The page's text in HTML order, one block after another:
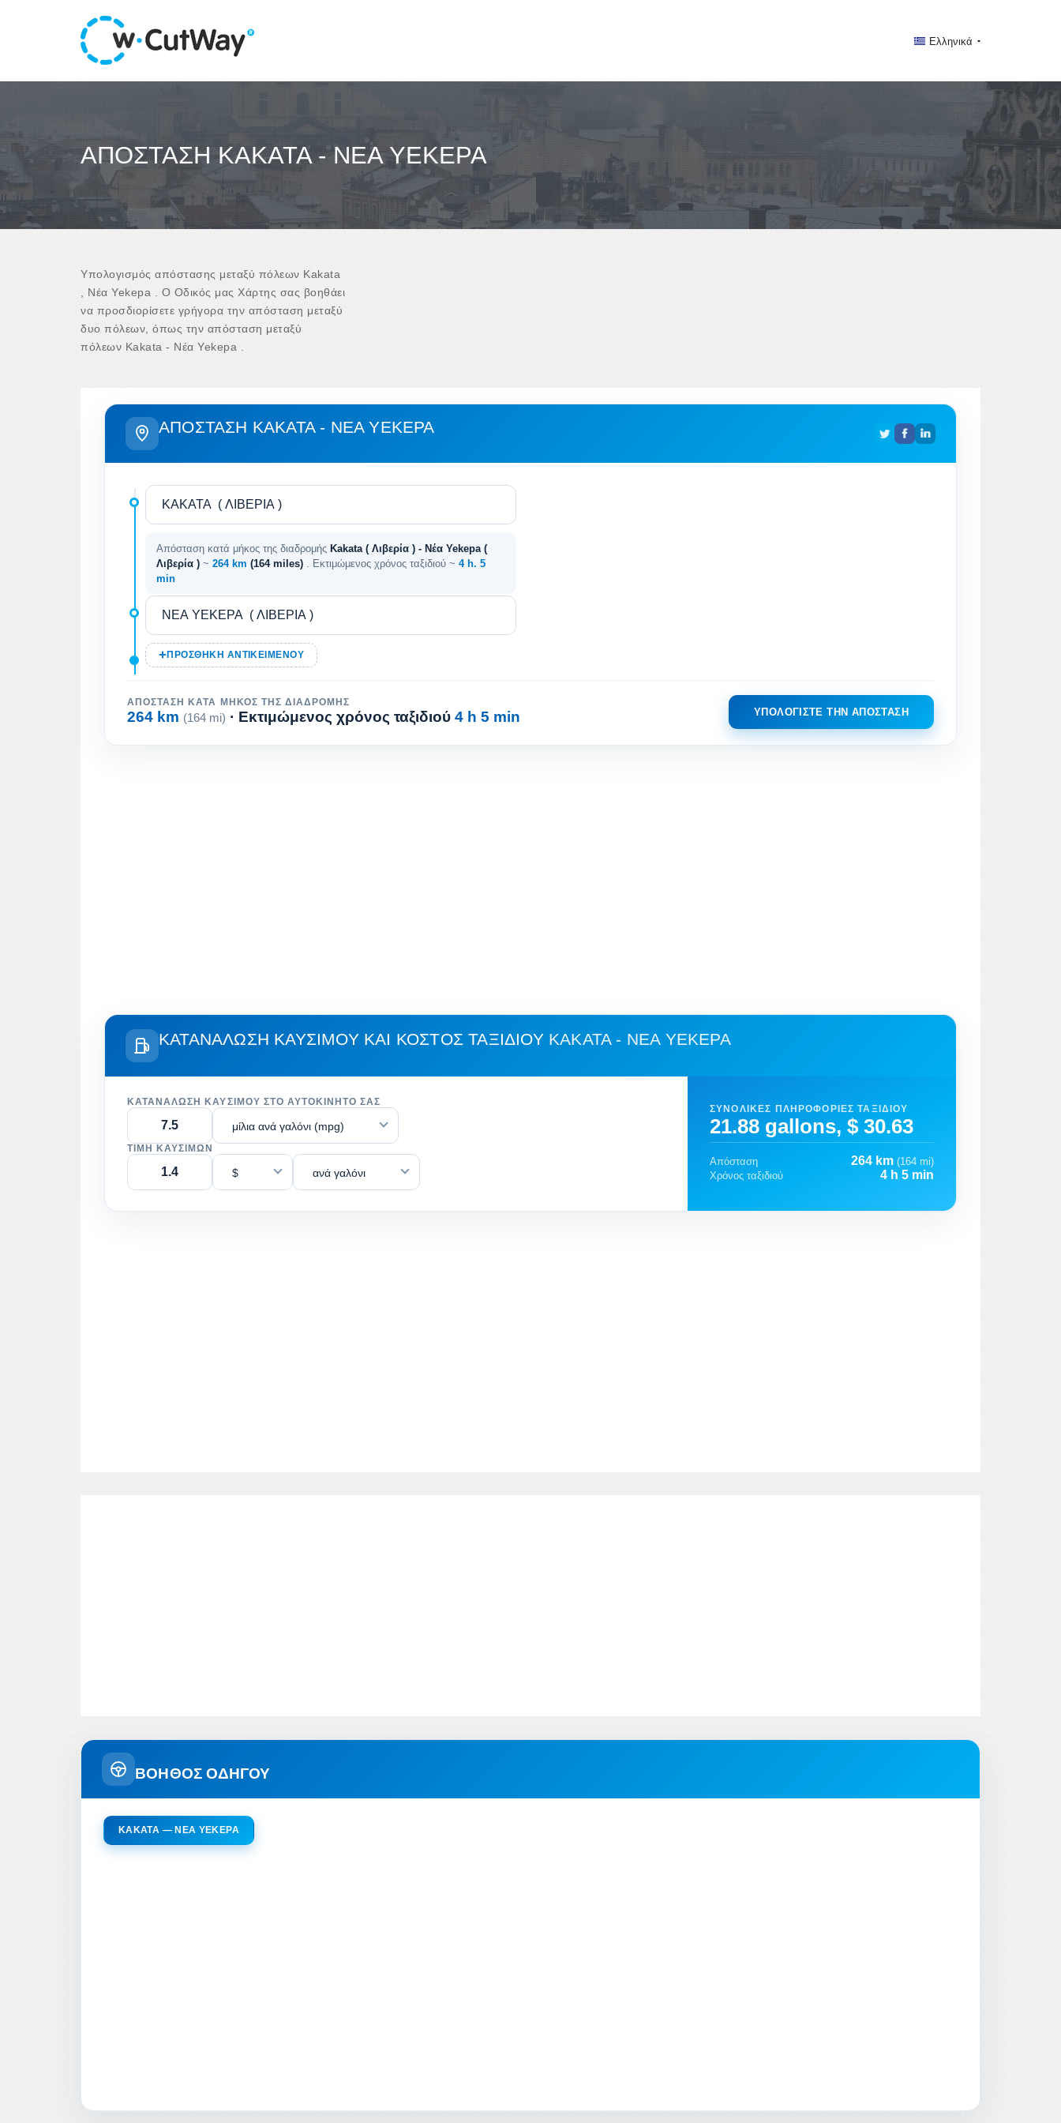
Ελληνικά
ΑΠΌΣΤΑΣΗ KAKATA - ΝΈΑ YEKEPA
Υπολογισμός απόστασης μεταξύ πόλεων Kakata
, Νέα Yekepa . Ο Οδικός μας Χάρτης σας βοηθάει
να προσδιορίσετε γρήγορα την απόσταση μεταξύ
δυο πόλεων, όπως την απόσταση μεταξύ
πόλεων Kakata - Νέα Yekepa .
ΑΠΌΣΤΑΣΗ KAKATA - ΝΈΑ YEKEPA
Απόσταση κατά μήκος της διαδρομής Kakata ( Λιβερία ) - Νέα Yekepa (
Λιβερία ) ~ 264 km (164 miles) . Εκτιμώμενος χρόνος ταξιδιού ~ 4 h. 5
min
ΠΡΟΣΘΉΚΗ ΑΝΤΙΚΕΙΜΈΝΟΥ
ΑΠΌΣΤΑΣΗ ΚΑΤΆ ΜΉΚΟΣ ΤΗΣ ΔΙΑΔΡΟΜΉΣ
264 km (164 mi) · Εκτιμώμενος χρόνος ταξιδιού 4 h 5 min ΥΠΟΛΟΓΊΣΤΕ ΤΗΝ ΑΠΌΣΤΑΣΗ
ΚΑΤΑΝΆΛΩΣΗ ΚΑΥΣΊΜΟΥ ΚΑΙ ΚΌΣΤΟΣ ΤΑΞΙΔΙΟΎ KAKATA - ΝΈΑ YEKEPA
ΚΑΤΑΝΆΛΩΣΗ ΚΑΥΣΊΜΟΥ ΣΤΟ ΑΥΤΟΚΊΝΗΤΌ ΣΑΣ
μίλια ανά γαλόνι (mpg)
ΤΙΜΉ ΚΑΥΣΊΜΩΝ
$ ανά γαλόνι
ΣΥΝΟΛΙΚΈΣ ΠΛΗΡΟΦΟΡΊΕΣ ΤΑΞΙΔΙΟΎ
21.88 gallons, $ 30.63
Απόσταση 264 km (164 mi)
Χρόνος ταξιδιού
4 h 5 min
ΒΟΗΘΟΣ ΟΔΗΓΟΥ
KAKATA — ΝΈΑ YEKEPA